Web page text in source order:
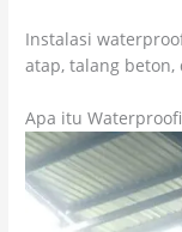
Instalasi
atap, talang beton,
Apa itu